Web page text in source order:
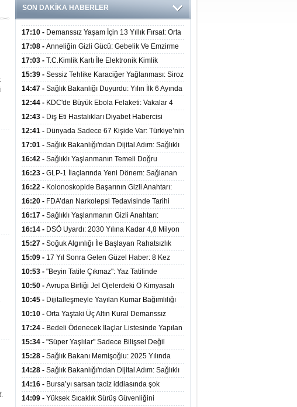
SON DAKİKA HABERLER
17:10 - Demanssız Yaşam İçin 13 Yıllık Fırsat: Orta
Yaştaki Yaşam Tarzı Beyin Sağlığını Belirliyor
17:08 - Anneliğin Gizli Gücü: Gebelik Ve Emzirme
Biyolojik Dayanıklılığı Artırabilir Mi?
17:03 - T.C.Kimlik Kartı İle Elektronik Kimlik
Doğrulama Yöntemi (Biyometrik Kimlik Doğrulama
Sistemi) 07.08.2026
15:39 - Sessiz Tehlike Karaciğer Yağlanması: Siroz
Ve Kalp Krizine Davetiye Çıkarıyor!
14:47 - Sağlık Bakanlığı Duyurdu: Yılın İlk 6 Ayında
10 Binden Fazla Hasta Hiperbarik Oksijen Tedavisi
Aldı
12:44 - KDC'de Büyük Ebola Felaketi: Vakalar 4
Bini Aştı, Virüste Mutasyon Şüphesi!
12:43 - Diş Eti Hastalıkları Diyabet Habercisi
Olabilir: Ağız Sağlığı Ve Şeker Arasındaki Çift Yönlü
Bağ Kanıtlandı
12:41 - Dünyada Sadece 67 Kişide Var: Türkiye’nin
İlk Bundgaard Sendromu Vakası Diyarbakır’da
Teşhis Edildi
17:01 - Sağlık Bakanlığı'ndan Dijital Adım: Sağlıklı
Hayat Merkezlerinde Uzaktan Danışmanlık Dönemi
Başladı
16:42 - Sağlıklı Yaşlanmanın Temeli Doğru
Beslenmeden Geçiyor: İleri Yaşta Hangi Besin
Öğelerine İhtiyaç Duyuluyor?
16:23 - GLP-1 İlaçlarında Yeni Dönem: Sağlanan
Faydalar Yalnızca Kilo Kaybıyla Sınırlı Değil
16:22 - Kolonoskopide Başarının Gizli Anahtarı:
Yetersiz Bağırsak Temizliği Poliplerin Gözden
Kaçmasına Neden Oluyor
16:20 - FDA’dan Narkolepsi Tedavisinde Tarihi
Onay: Oreksin Sistemini Hedefleyen İlk İlaç
Kullanıma Sunuldu
16:17 - Sağlıklı Yaşlanmanın Gizli Anahtarı:
Düzenli Kuvvet Antrenmanı Kas Ve Kemik Sağlığını
Koruyor
16:14 - DSÖ Uyardı: 2030 Yılına Kadar 4,8 Milyon
Hemşire ve Ebe Açığı Oluşabilir
15:27 - Soğuk Algınlığı İle Başlayan Rahatsızlık
Karaciğer Yetmezliği Çıktı: 17 Yıl Sonra Nakille
Hayata Tutundu
15:09 - 17 Yıl Sonra Gelen Güzel Haber: 8 Kez
Reddedilen Hastaya 9'uncu Çağrıda Nakil Yapıldı
10:53 - "Beyin Tatile Çıkmaz": Yaz Tatilinde
Öğrenilenlerin Yüzde 39'u Unutulabiliyor
10:50 - Avrupa Birliği Jel Ojelerdeki O Kimyasalı
Yasakladı: Kısırlık ve Alerji Riski Uyarısı
10:45 - Dijitalleşmeyle Yayılan Kumar Bağımlılığı
Beyni ve Aileyi Yıkıma Uğratıyor
10:10 - Orta Yaştaki Üç Altın Kural Demanssız
Yaşamı 13 Yıl Uzatabiliyor
17:24 - Bedeli Ödenecek İlaçlar Listesinde Yapılan
Düzenlemeler Hakkında Duyuru 2026/30
15:34 - "Süper Yaşlılar" Sadece Bilişsel Değil
Fiziksel Olarak da Daha Sağlıklı Yaşıyor
15:28 - Sağlık Bakanı Memişoğlu: 2025 Yılında
300 Bini Aşkın Kişiye Emzirme Eğitimi Verildi
14:28 - Sağlık Bakanlığı'ndan Dijital Adım: Sağlıklı
Hayat Merkezlerinde Uzaktan Sağlık Hizmeti
Başladı
14:16 - Bursa’yı sarsan taciz iddiasında şok
gelişme!
14:09 - Yüksek Sıcaklık Sürüş Güvenliğini